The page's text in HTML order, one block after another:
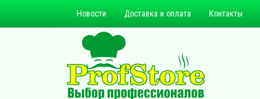
Новости Доставка и оплата Контакты